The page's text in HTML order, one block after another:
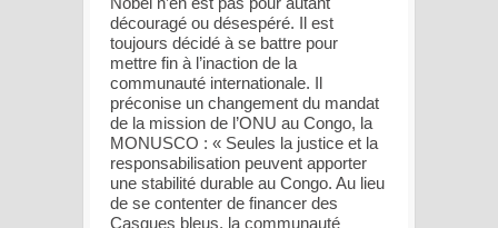
découragé ou désespéré. Il est
toujours décidé à se battre pour
mettre fin à l’inaction de la
communauté internationale. Il
préconise un changement du mandat
de la mission de l’ONU au Congo, la
MONUSCO : « Seules la justice et la
responsabilisation peuvent apporter
une stabilité durable au Congo. Au lieu
de se contenter de financer des
Casques bleus, la communauté